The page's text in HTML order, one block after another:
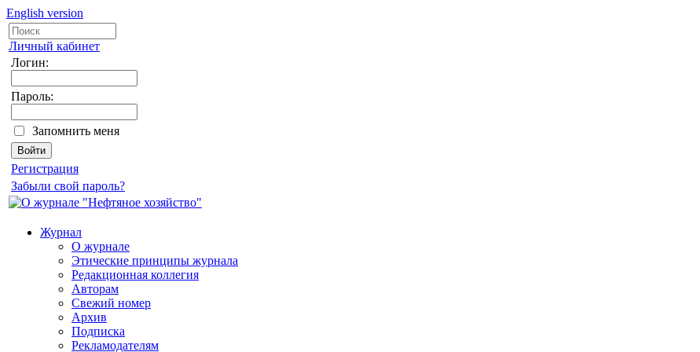
English version
Личный кабинет
Логин:
Пароль:
Запомнить меня
Регистрация
Забыли свой пароль?
Журнал
О журнале
Этические принципы журнала
Редакционная коллегия
Авторам
Свежий номер
Архив
Подписка
Рекламодателям